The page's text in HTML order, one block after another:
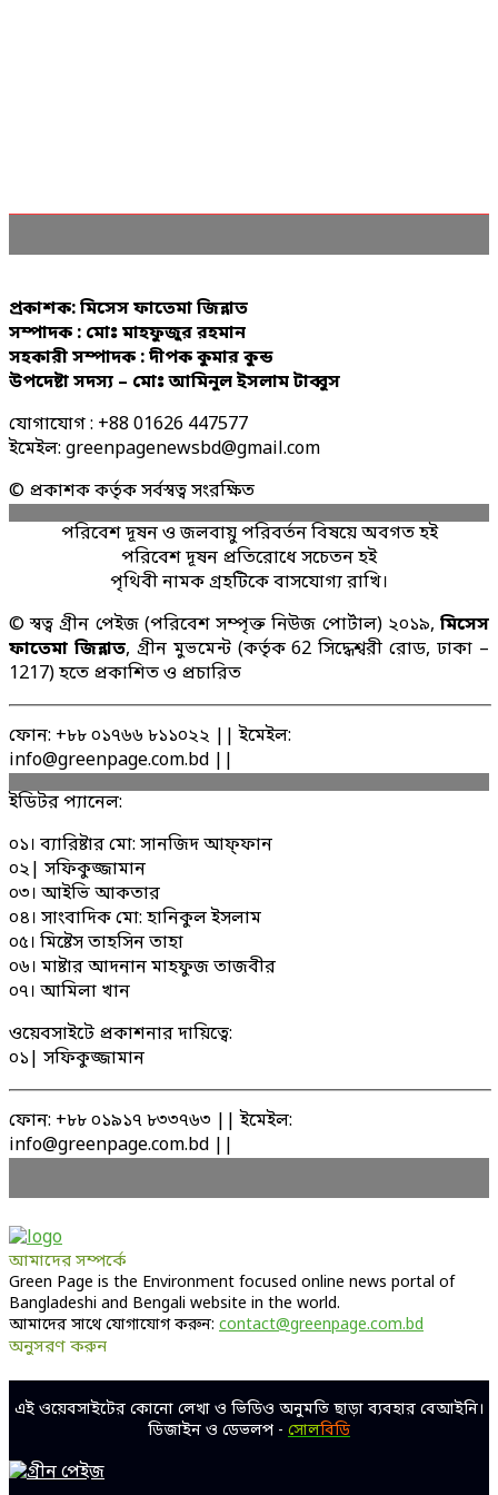
প্রকাশক: মিসেস ফাতেমা জিন্নাত
সম্পাদক : মোঃ মাহফুজুর রহমান
সহকারী সম্পাদক : দীপক কুমার কুন্ড
উপদেষ্টা সদস্য – মোঃ আমিনুল ইসলাম টাব্বুস
যোগাযোগ : +88 01626 447577
ইমেইল: greenpagenewsbd@gmail.com
© প্রকাশক কর্তৃক সর্বস্বত্ব সংরক্ষিত
পরিবেশ দূষন ও জলবায়ু পরিবর্তন বিষয়ে অবগত হই
পরিবেশ দূষন প্রতিরোধে সচেতন হই
পৃথিবী নামক গ্রহটিকে বাসযোগ্য রাখি।
© স্বত্ব গ্রীন পেইজ (পরিবেশ সম্পৃক্ত নিউজ পোর্টাল) ২০১৯, মিসেস
ফাতেমা জিন্নাত, গ্রীন মুভমেন্ট (কর্তৃক 62 সিদ্ধেশ্বরী রোড, ঢাকা –
1217) হতে প্রকাশিত ও প্রচারিত
ফোন: +৮৮ ০১৭৬৬ ৮১১০২২ || ইমেইল:
info@greenpage.com.bd ||
ইডিটর প্যানেল:
০১। ব্যারিষ্টার মো: সানজিদ আফ্ফান
০২| সফিকুজ্জামান
০৩। আইভি আকতার
০৪। সাংবাদিক মো: হানিকুল ইসলাম
০৫। মিষ্টেস তাহসিন তাহা
০৬। মাষ্টার আদনান মাহফুজ তাজবীর
০৭। আমিলা খান
ওয়েবসাইটে প্রকাশনার দায়িত্বে:
০১| সফিকুজ্জামান
ফোন: +৮৮ ০১৯১৭ ৮৩৩৭৬৩ || ইমেইল:
info@greenpage.com.bd ||
আমাদের সম্পর্কে
Green Page is the Environment focused online news portal of
Bangladeshi and Bengali website in the world.
আমাদের সাথে যোগাযোগ করুন: contact@greenpage.com.bd
অনুসরণ করুন
এই ওয়েবসাইটের কোনো লেখা ও ভিডিও অনুমতি ছাড়া ব্যবহার বেআইনি।
ডিজাইন ও ডেভলপ - সোলবিডি